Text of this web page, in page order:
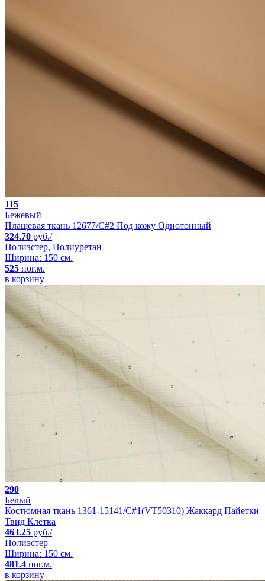
115
Бежевый
Плащевая ткань 12677/C#2 Под кожу Однотонный
324.70 руб./
Полиэстер, Полиуретан
Ширина: 150 см.
525 пог.м.
в корзину
290
Белый
Костюмная ткань 1361-15141/C#1(VT50310) Жаккард Пайетки
Твид Клетка
463.25 руб./
Полиэстер
Ширина: 150 см.
481.4 пог.м.
в корзину